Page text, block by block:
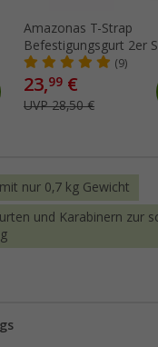
Amazonas T-Strap
Befestigungsgurt 2er
(9)
23,99 €
UVP 28,50 €
nur 0,7 kg Gewicht
und Karabinern zur